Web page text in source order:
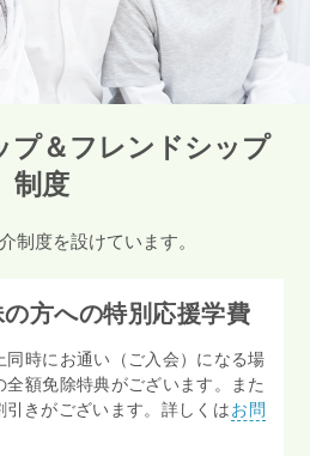
プ＆フレンドシップ
制度
制度を設けています。
方への特別応援学費
同時にお通い（ご入会）になる場
額免除特典がございます。また
きがございます。詳しくはお問